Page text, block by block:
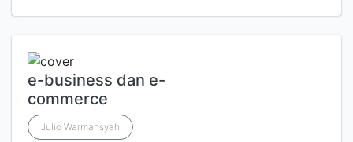
e-business dan e-
commerce
Julio Warmansyah